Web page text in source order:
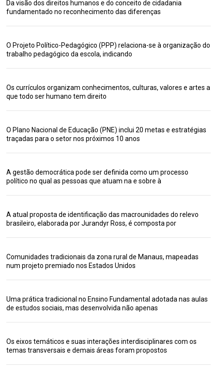
Da visão dos direitos humanos e do conceito de cidadania
fundamentado no reconhecimento das diferenças
O Projeto Político-Pedagógico (PPP) relaciona-se à organização do
trabalho pedagógico da escola, indicando
Os currículos organizam conhecimentos, culturas, valores e artes a
que todo ser humano tem direito
O Plano Nacional de Educação (PNE) inclui 20 metas e estratégias
traçadas para o setor nos próximos 10 anos
A gestão democrática pode ser definida como um processo
político no qual as pessoas que atuam na e sobre à
A atual proposta de identificação das macrounidades do relevo
brasileiro, elaborada por Jurandyr Ross, é composta por
Comunidades tradicionais da zona rural de Manaus, mapeadas
num projeto premiado nos Estados Unidos
Uma prática tradicional no Ensino Fundamental adotada nas aulas
de estudos sociais, mas desenvolvida não apenas
Os eixos temáticos e suas interações interdisciplinares com os
temas transversais e demais áreas foram propostos